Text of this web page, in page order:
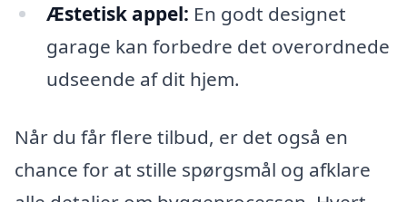
Æstetisk appel: En godt designet
garage kan forbedre det overordnede
udseende af dit hjem.
Når du får flere tilbud, er det også en
chance for at stille spørgsmål og afklare